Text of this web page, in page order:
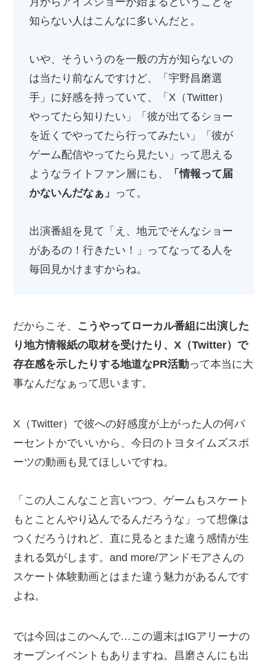
知らない人はこんなに多いんだと。
いや、そういうのを一般の方が知らないの
は当たり前なんですけど、「宇野昌磨選
手」に好感を持っていて、「X（Twitter）
やってたら知りたい」「彼が出てるショー
を近くでやってたら行ってみたい」「彼が
ゲーム配信やってたら見たい」って思える
ようなライトファン層にも、
「情報って届
かないんだなぁ」 って。
出演番組を見て「え、地元でそんなショー
があるの！行きたい！」ってなってる人を
毎回見かけますからね。
だからこそ、 こうやってローカル番組に出演した
り地方情報紙の取材を受けたり、X（Twitter）で
存在感を示したりする地道なPR活動って本当に大
事なんだなぁって思います。
X（Twitter）で彼への好感度が上がった人の何パ
ーセントかでいいから、今日のトヨタイムズスポ
ーツの動画も見てほしいですね。
「この人こんなこと言いつつ、ゲームもスケート
もとことんやり込んでるんだろうな」って想像は
つくだろうけれど、直に見るとまた違う感情が生
まれる気がします。and more/アンドモアさんの
スケート体験動画とはまた違う魅力があるんです
よね。
では今回はこのへんで…この週末はIGアリーナの
オープンイベントもありますね。昌磨さんにも出